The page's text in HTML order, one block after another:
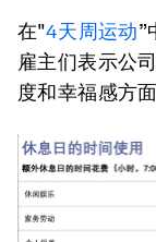
在"4天周运动”
雇主们表示公
度和幸福感方